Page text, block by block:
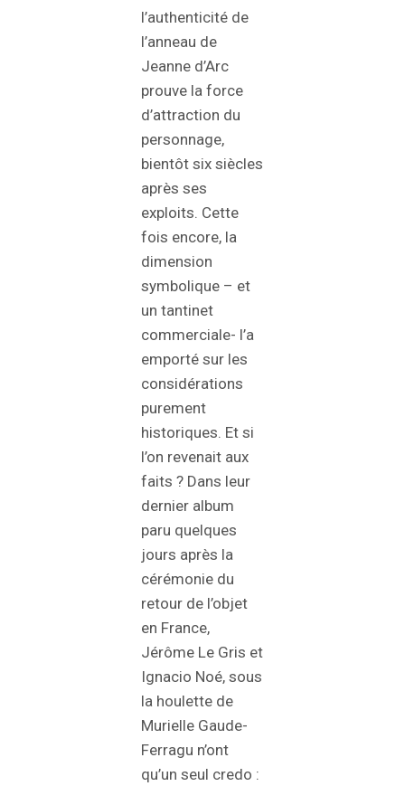
l’authenticité de
l’anneau de
Jeanne d’Arc
prouve la force
d’attraction du
personnage,
bientôt six siècles
après ses
exploits. Cette
fois encore, la
dimension
symbolique – et
un tantinet
commerciale- l’a
emporté sur les
considérations
purement
historiques. Et si
l’on revenait aux
faits ? Dans leur
dernier album
paru quelques
jours après la
cérémonie du
retour de l’objet
en France,
Jérôme Le Gris et
Ignacio Noé, sous
la houlette de
Murielle Gaude-
Ferragu n’ont
qu’un seul credo :